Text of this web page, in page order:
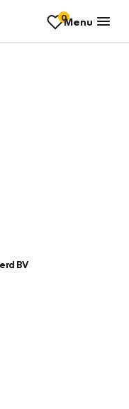
0Menu
BV